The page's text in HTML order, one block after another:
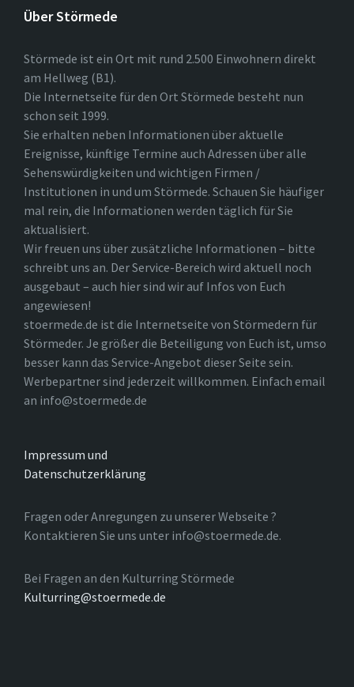
Über Störmede
Störmede ist ein Ort mit rund 2.500 Einwohnern direkt
am Hellweg (B1).
Die Internetseite für den Ort Störmede besteht nun
schon seit 1999.
Sie erhalten neben Informationen über aktuelle
Ereignisse, künftige Termine auch Adressen über alle
Sehenswürdigkeiten und wichtigen Firmen /
Institutionen in und um Störmede. Schauen Sie häufiger
mal rein, die Informationen werden täglich für Sie
aktualisiert.
Wir freuen uns über zusätzliche Informationen – bitte
schreibt uns an. Der Service-Bereich wird aktuell noch
ausgebaut – auch hier sind wir auf Infos von Euch
angewiesen!
stoermede.de ist die Internetseite von Störmedern für
Störmeder. Je größer die Beteiligung von Euch ist, umso
besser kann das Service-Angebot dieser Seite sein.
Werbepartner sind jederzeit willkommen. Einfach email
an info@stoermede.de
Impressum und
Datenschutzerklärung
Fragen oder Anregungen zu unserer Webseite ?
Kontaktieren Sie uns unter info@stoermede.de.
Bei Fragen an den Kulturring Störmede
Kulturring@stoermede.de